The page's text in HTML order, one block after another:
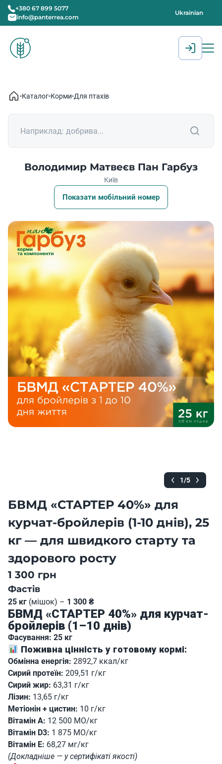
+380 67 899 5077
info@panterrea.com
Ukrainian
Каталог Корми Для птахів
Володимир Матвеєв Пан Гарбуз
Київ
Показати мобільний номер
1/5
БВМД «СТАРТЕР 40%» для
курчат-бройлерів (1-10 днів), 25
кг — для швидкого старту та
здорового росту
1 300 грн
Фастів
25 кг (мішок) – 1 300 ₴
БВМД «СТАРТЕР 40%» для курчат-
бройлерів (1–10 днів)
Фасування: 25 кг
Поживна цінність у готовому кормі:
Обмінна енергія: 2892,7 ккал/кг
Сирий протеїн: 209,51 г/кг
Сирий жир: 63,31 г/кг
Лізин: 13,65 г/кг
Метіонін + цистин: 10 г/кг
Вітамін А: 12 500 МО/кг
Вітамін D3: 1 875 МО/кг
Вітамін E: 68,27 мг/кг
(Докладніше — у сертифікаті якості)